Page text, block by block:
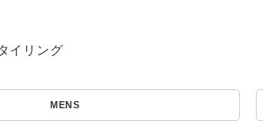
KIDS
価格
MENS